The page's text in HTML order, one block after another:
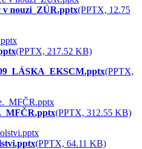
v nouzi_ZÚR.pptx(PPTX, 12.75
(PPTX, 217.52 KB)
(PPTX,
(PPTX, 312.55 KB)
(PPTX, 64.11 KB)